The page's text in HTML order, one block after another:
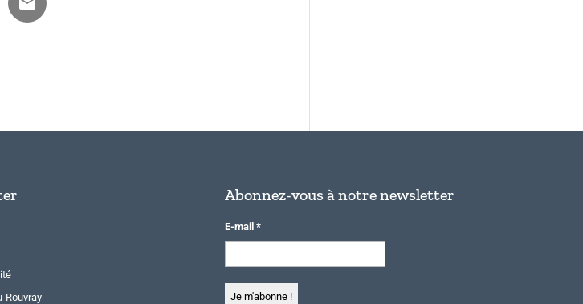
Rouvray
Abonnez-vous à notre newsletter
E-mail *